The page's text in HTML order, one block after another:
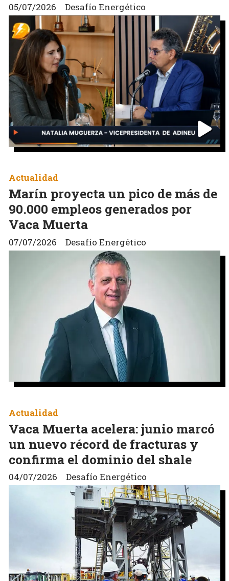
Desafío Energético
05/07/2026
Marín proyecta un pico de más de
90.000 empleos generados por
Vaca Muerta
Desafío Energético
Actualidad
07/07/2026
Vaca Muerta acelera: junio marcó
un nuevo récord de fracturas y
confirma el dominio del shale
Desafío Energético
Actualidad
04/07/2026